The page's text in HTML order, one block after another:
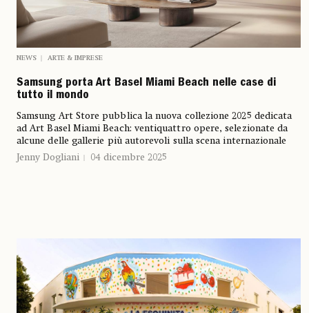
NEWS ARTE & IMPRESE
Samsung porta Art Basel Miami Beach nelle case di
tutto il mondo
Samsung Art Store pubblica la nuova collezione 2025 dedicata
ad Art Basel Miami Beach: ventiquattro opere, selezionate da
alcune delle gallerie più autorevoli sulla scena internazionale
Jenny Dogliani
04 dicembre 2025